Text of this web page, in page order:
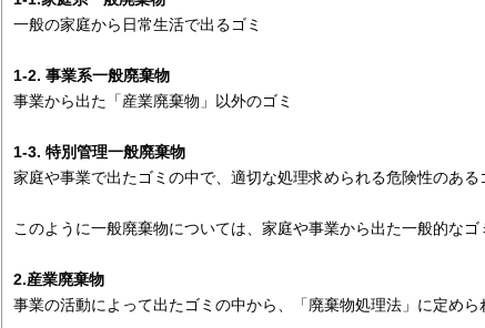
一般の家庭から日常生活で出るゴミ
1-2. 事業系一般廃棄物
事業から出た「産業廃棄物」以外のゴミ
1-3. 特別管理一般廃棄物
家庭や事業で出たゴミの中で、適切な処理求められる危険性のある
このように一般廃棄物については、家庭や事業から出た一般的なゴ
2.産業廃棄物
事業の活動によって出たゴミの中から、「廃棄物処理法」に定めら